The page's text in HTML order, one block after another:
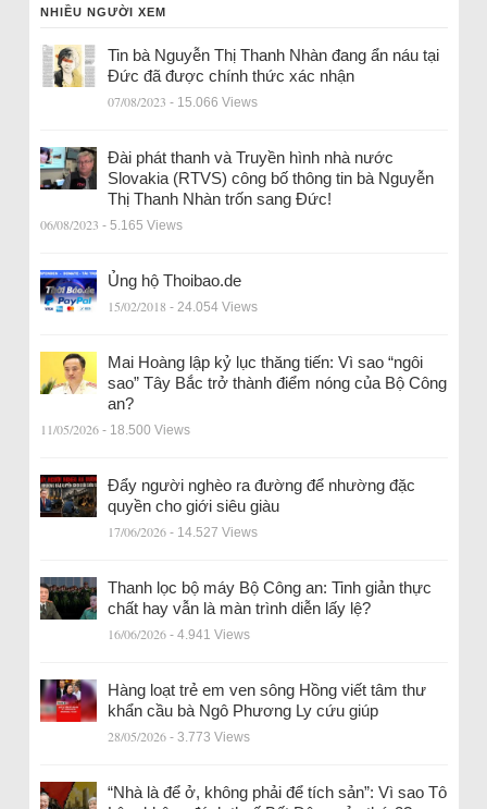
NHIỀU NGƯỜI XEM
Tin bà Nguyễn Thị Thanh Nhàn đang ẩn náu tại
Đức đã được chính thức xác nhận
07/08/2023 - 15.066 Views
Đài phát thanh và Truyền hình nhà nước
Slovakia (RTVS) công bố thông tin bà Nguyễn
Thị Thanh Nhàn trốn sang Đức!
06/08/2023 - 5.165 Views
Ủng hộ Thoibao.de
15/02/2018 - 24.054 Views
Mai Hoàng lập kỷ lục thăng tiến: Vì sao “ngôi
sao” Tây Bắc trở thành điểm nóng của Bộ Công
an?
11/05/2026 - 18.500 Views
Đẩy người nghèo ra đường để nhường đặc
quyền cho giới siêu giàu
17/06/2026 - 14.527 Views
Thanh lọc bộ máy Bộ Công an: Tinh giản thực
chất hay vẫn là màn trình diễn lấy lệ?
16/06/2026 - 4.941 Views
Hàng loạt trẻ em ven sông Hồng viết tâm thư
khẩn cầu bà Ngô Phương Ly cứu giúp
28/05/2026 - 3.773 Views
“Nhà là để ở, không phải để tích sản”: Vì sao Tô